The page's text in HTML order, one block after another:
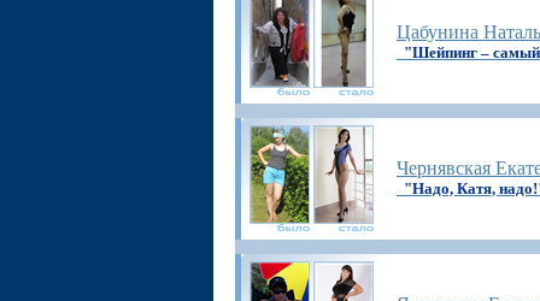
Цабунина
"Шейпинг – самый
Чернявская
"Надо, Катя,